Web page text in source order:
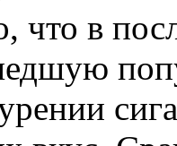
что в